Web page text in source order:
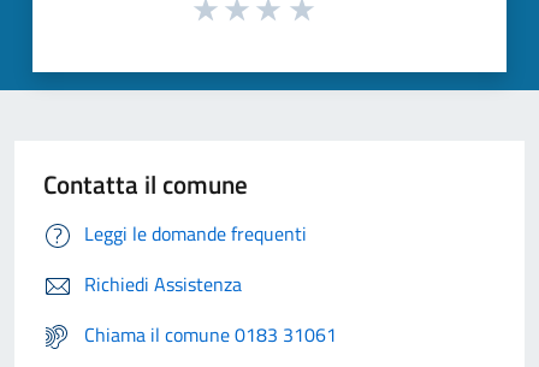
Contatta il comune
Leggi le domande frequenti
Richiedi Assistenza
Chiama il comune 0183 31061